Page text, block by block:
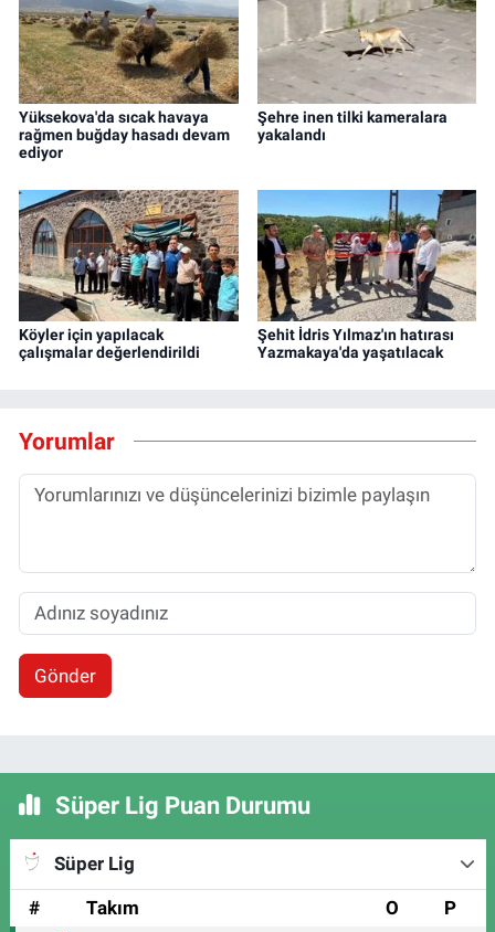
Yüksekova'da sıcak havaya
rağmen buğday hasadı devam
ediyor
Şehre inen tilki kameralara
yakalandı
Köyler için yapılacak
çalışmalar değerlendirildi
Şehit İdris Yılmaz'ın hatırası
Yazmakaya'da yaşatılacak
Yorumlar
Gönder
Süper Lig Puan Durumu
Süper Lig
#
Takım O P